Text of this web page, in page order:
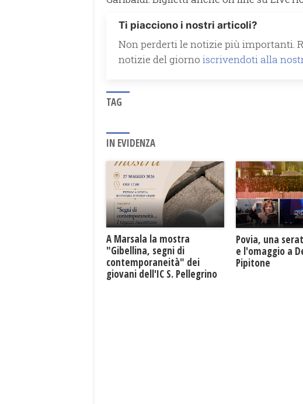
Ti piacciono i nostri articoli?
Non perderti le notizie più importanti.
notizie del giorno iscrivendoti alla
TAG
IN EVIDENZA
A Marsala la mostra
"Gibellina, segni di
contemporaneità" dei
giovani dell'IC S. Pellegrino
Povia, una
e l'omaggio a
Pipitone